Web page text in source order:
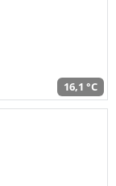
16,1 °C